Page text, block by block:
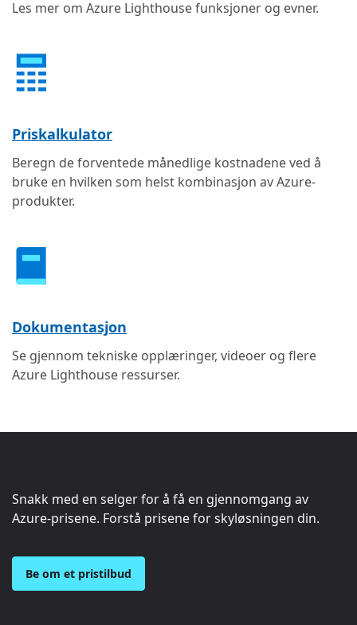
Les mer om Azure Lighthouse funksjoner og evner.
Priskalkulator
Beregn de forventede månedlige kostnadene ved å
bruke en hvilken som helst kombinasjon av Azure-
produkter.
Dokumentasjon
Se gjennom tekniske opplæringer, videoer og flere
Azure Lighthouse ressurser.
Snakk med en selger for å få en gjennomgang av
Azure-prisene. Forstå prisene for skyløsningen din.
Be om et pristilbud